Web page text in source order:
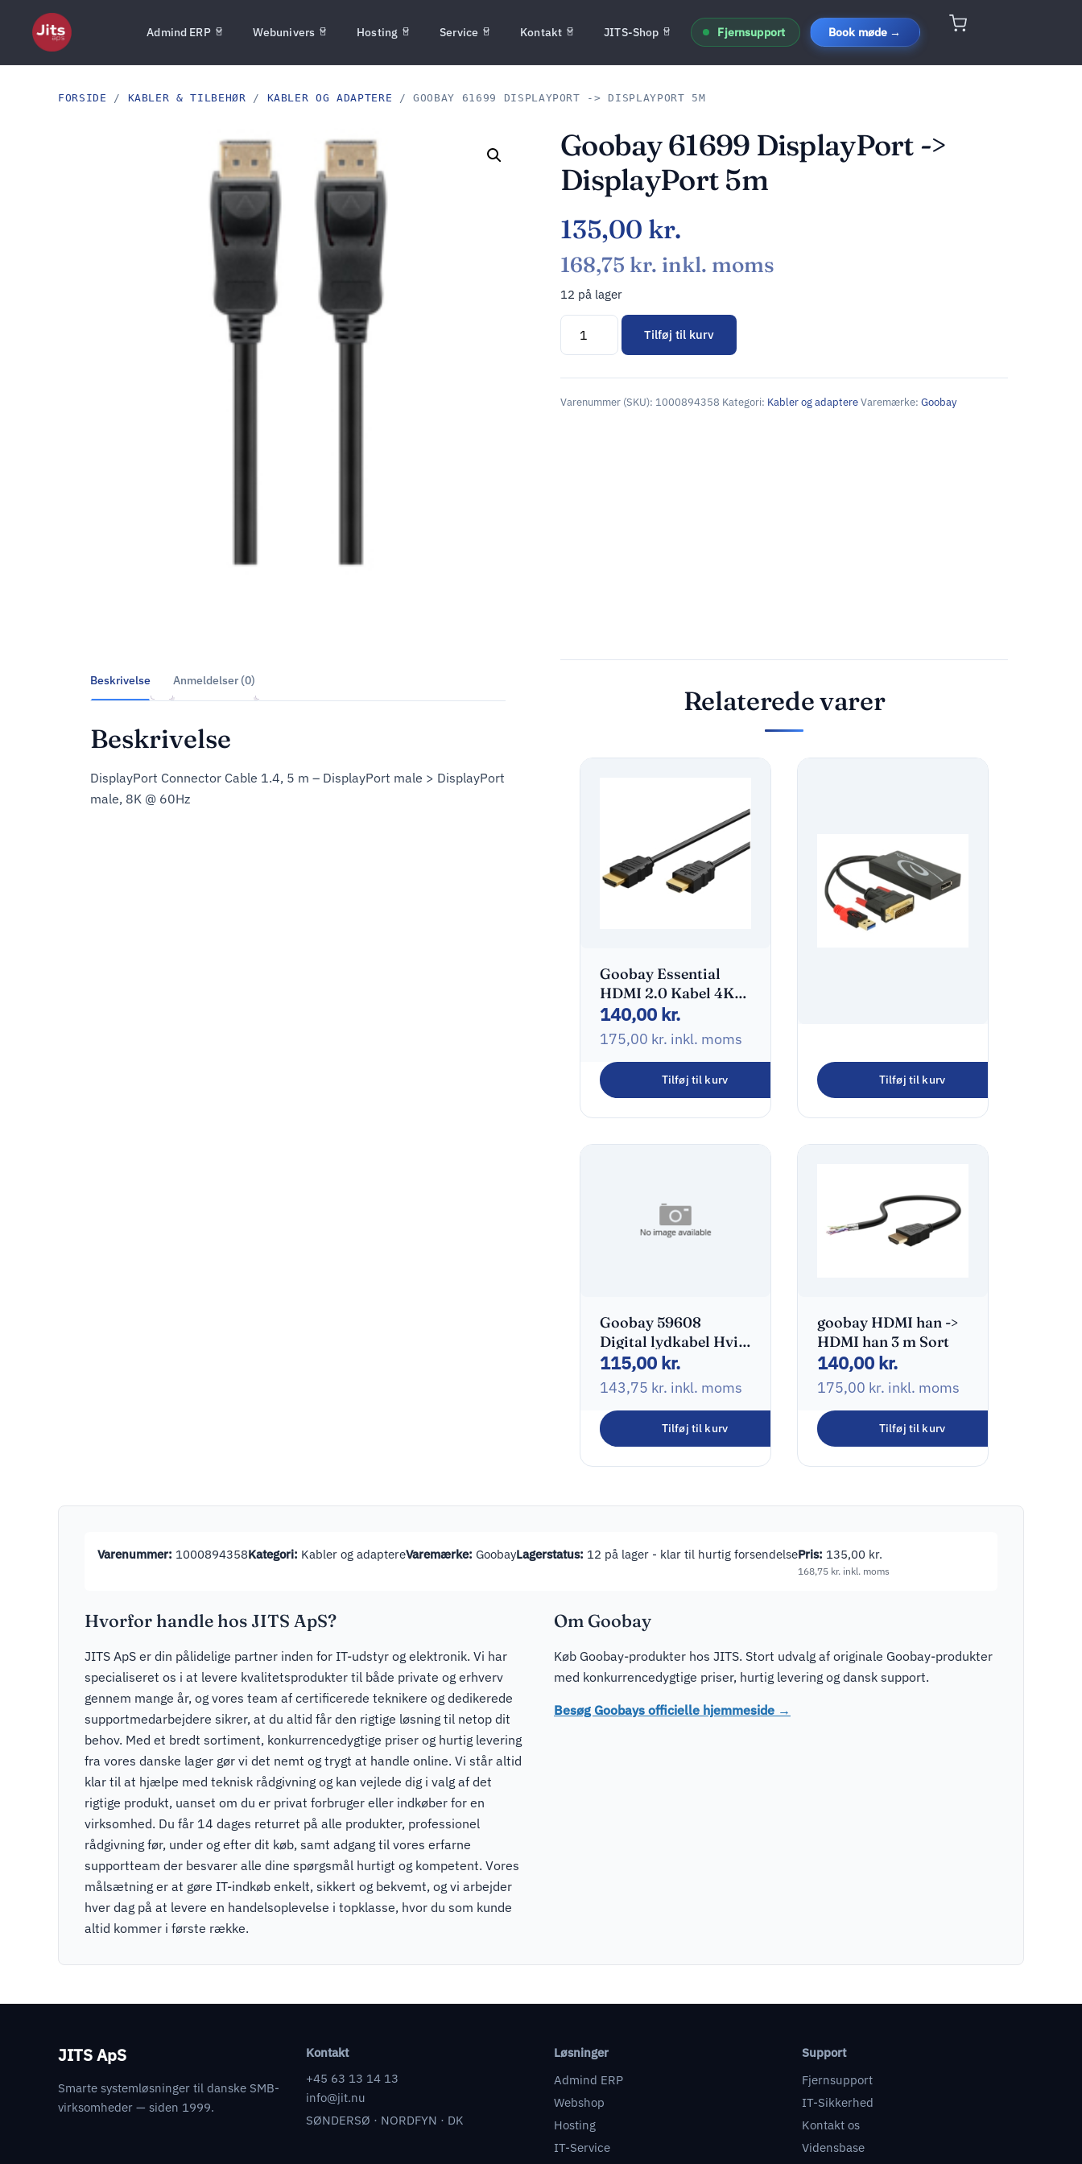
Admind ERP Webunivers Hosting Service Kontakt JITS-Shop Fjernsupport Book møde →
FORSIDE / KABLER & TILBEHØR / KABLER OG ADAPTERE / GOOBAY 61699 DISPLAYPORT -> DISPLAYPORT 5M
Goobay 61699 DisplayPort ->
DisplayPort 5m
135,00 kr.
168,75 kr. inkl. moms
12 på lager
Tilføj til kurv
Alternative:
Varenummer (SKU): 1000894358 Kategori: Kabler og adaptereVaremærke: Goobay
Beskrivelse Anmeldelser (0)
Beskrivelse
DisplayPort Connector Cable 1.4, 5 m – DisplayPort male > DisplayPort
male, 8K @ 60Hz
Relaterede varer
Goobay Essential
HDMI 2.0 Kabel 4K
60Hz 10 m
140,00 kr.
175,00 kr. inkl. moms
Tilføj til kurv
transformer
415,00 kr.
518,75kr.inkl. moms
Tilføj til kurv
Goobay 59608
Digital lydkabel Hvid
1m
115,00 kr.
143,75 kr. inkl. moms
Tilføj til kurv
goobay HDMI han ->
HDMI han 3 m Sort
140,00 kr.
175,00 kr. inkl. moms
Tilføj til kurv
Varenummer: 1000894358Kategori: Kabler og adaptereVaremærke: GoobayLagerstatus: 12 på lager - klar til hurtig forsendelsePris: 135,00 kr.
168,75 kr. inkl. moms
Hvorfor handle hos JITS ApS?
JITS ApS er din pålidelige partner inden for IT-udstyr og elektronik. Vi har
specialiseret os i at levere kvalitetsprodukter til både private og erhverv
gennem mange år, og vores team af certificerede teknikere og dedikerede
supportmedarbejdere sikrer, at du altid får den rigtige løsning til netop dit
behov. Med et bredt sortiment, konkurrencedygtige priser og hurtig levering
fra vores danske lager gør vi det nemt og trygt at handle online. Vi står altid
klar til at hjælpe med teknisk rådgivning og kan vejlede dig i valg af det
rigtige produkt, uanset om du er privat forbruger eller indkøber for en
virksomhed. Du får 14 dages returret på alle produkter, professionel
rådgivning før, under og efter dit køb, samt adgang til vores erfarne
supportteam der besvarer alle dine spørgsmål hurtigt og kompetent. Vores
målsætning er at gøre IT-indkøb enkelt, sikkert og bekvemt, og vi arbejder
hver dag på at levere en handelsoplevelse i topklasse, hvor du som kunde
altid kommer i første række.
Om Goobay
Køb Goobay-produkter hos JITS. Stort udvalg af originale Goobay-produkter
med konkurrencedygtige priser, hurtig levering og dansk support.
Besøg Goobays officielle hjemmeside →
JITS ApS
Smarte systemløsninger til danske SMB-
virksomheder — siden 1999.
Kontakt
+45 63 13 14 13
info@jit.nu
SØNDERSØ · NORDFYN · DK
Løsninger
Admind ERP
Webshop
Hosting
IT-Service
Support
Fjernsupport
IT-Sikkerhed
Kontakt os
Vidensbase